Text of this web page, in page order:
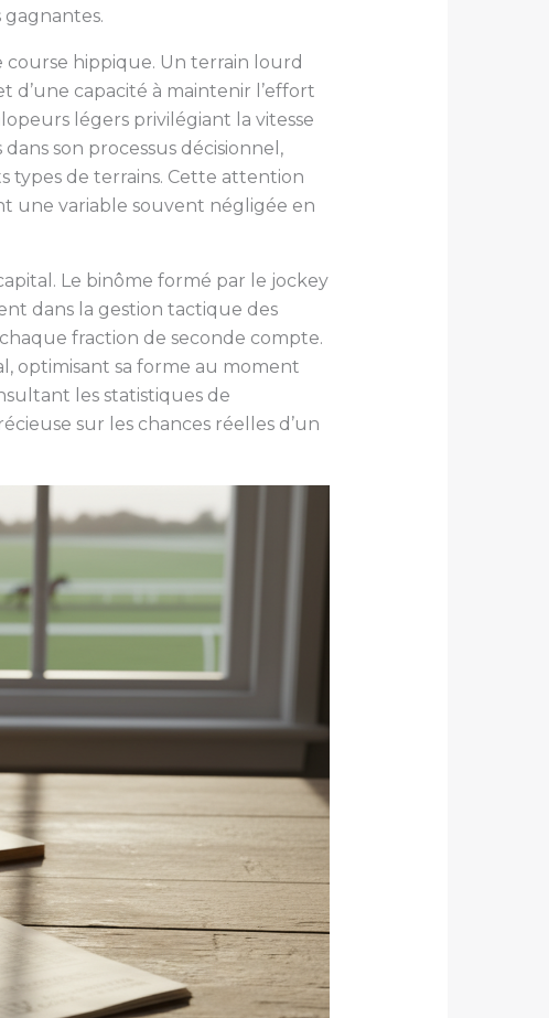
course hippique. Un terrain lourd
d’une capacité à maintenir l’effort
légers privilégiant la vitesse
son processus décisionnel,
types de terrains. Cette attention
une variable souvent négligée en
Le binôme formé par le jockey
dans la gestion tactique des
fraction de seconde compte.
optimisant sa forme au moment
les statistiques de
sur les chances réelles d’un